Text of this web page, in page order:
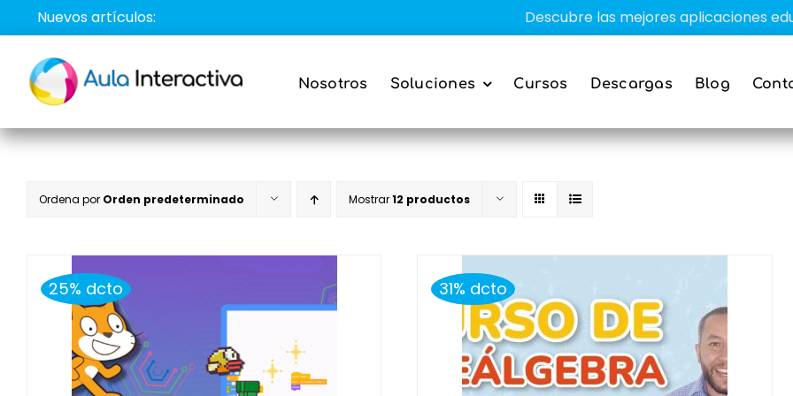
Saltar
al
contenido
Nuevos artículos: Descubre las mejores aplicaciones
Nosotros Soluciones Cursos Descargas Blog
Ordena por Orden predeterminado Mostrar12 productos
25% dcto 31% dcto